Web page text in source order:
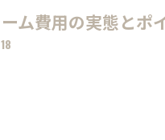
ーム費用の実態と